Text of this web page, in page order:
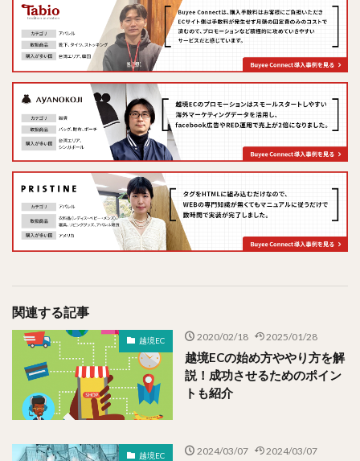
関連する記事
越境EC 2020/02/18 2025/01/28
越境ECの始め方ややり方を解
説！成功させるためのポイン
トも紹介
越境EC 2024/03/07 2024/03/07